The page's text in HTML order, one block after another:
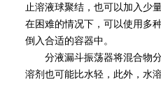
止溶液球聚结，也可以加入少
在困难的情况下，可以使用多
倒入合适的容器中。
分液漏斗振荡器将混合物分
溶剂也可能比水轻，此外，水